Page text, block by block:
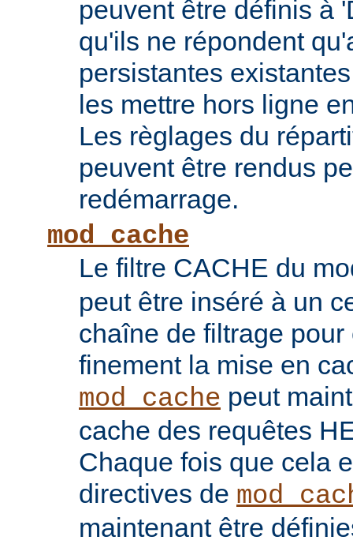
peuvent être définis à
qu'ils ne répondent
persistantes
les mettre hors ligne
Les règlages du
peuvent être rendus
redémarrage.
mod_cache
Le filtre CACHE du
peut être inséré à un
chaîne de filtrage
finement la mise en
mod_cache peut
cache des requêtes
Chaque fois que cela
directives de
maintenant être